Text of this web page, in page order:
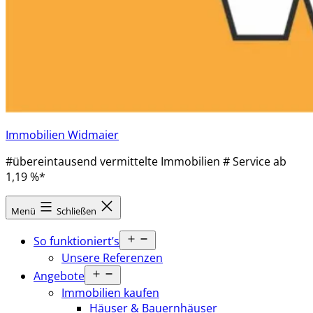
Immobilien Widmaier
#übereintausend vermittelte Immobilien # Service ab
1,19 %*
Menü Schließen
So funktioniert’s
öffnen
Unsere Referenzen
Angebote
öffnen
Immobilien kaufen
Häuser & Bauernhäuser